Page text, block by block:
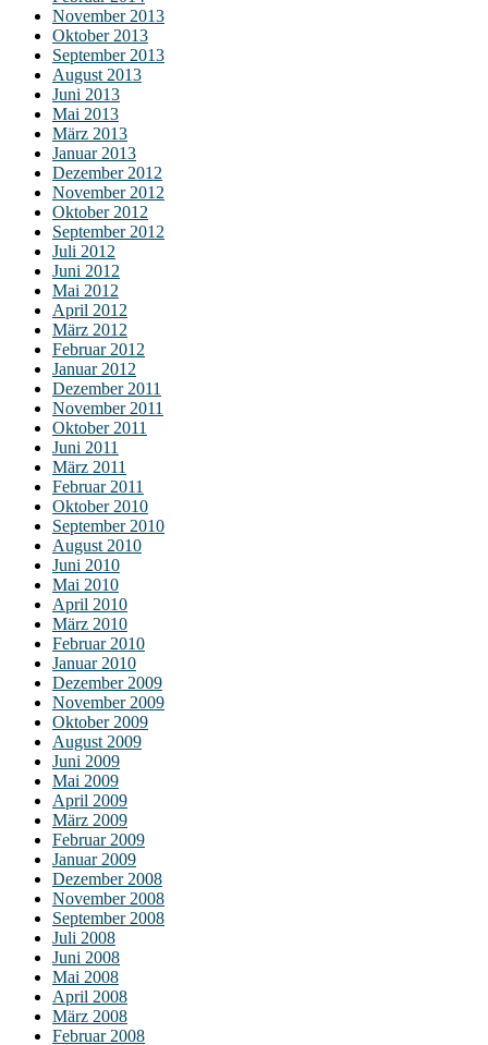
November 2013
Oktober 2013
September 2013
August 2013
Juni 2013
Mai 2013
März 2013
Januar 2013
Dezember 2012
November 2012
Oktober 2012
September 2012
Juli 2012
Juni 2012
Mai 2012
April 2012
März 2012
Februar 2012
Januar 2012
Dezember 2011
November 2011
Oktober 2011
Juni 2011
März 2011
Februar 2011
Oktober 2010
September 2010
August 2010
Juni 2010
Mai 2010
April 2010
März 2010
Februar 2010
Januar 2010
Dezember 2009
November 2009
Oktober 2009
August 2009
Juni 2009
Mai 2009
April 2009
März 2009
Februar 2009
Januar 2009
Dezember 2008
November 2008
September 2008
Juli 2008
Juni 2008
Mai 2008
April 2008
März 2008
Februar 2008